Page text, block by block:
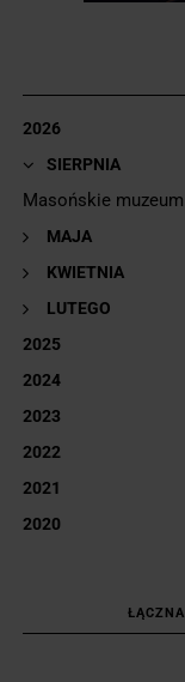
2026
▼ SIERPNIA
Masońskie
► MAJA
► KWIETNIA
► LUTEGO
2025
2024
2023
2022
2021
2020